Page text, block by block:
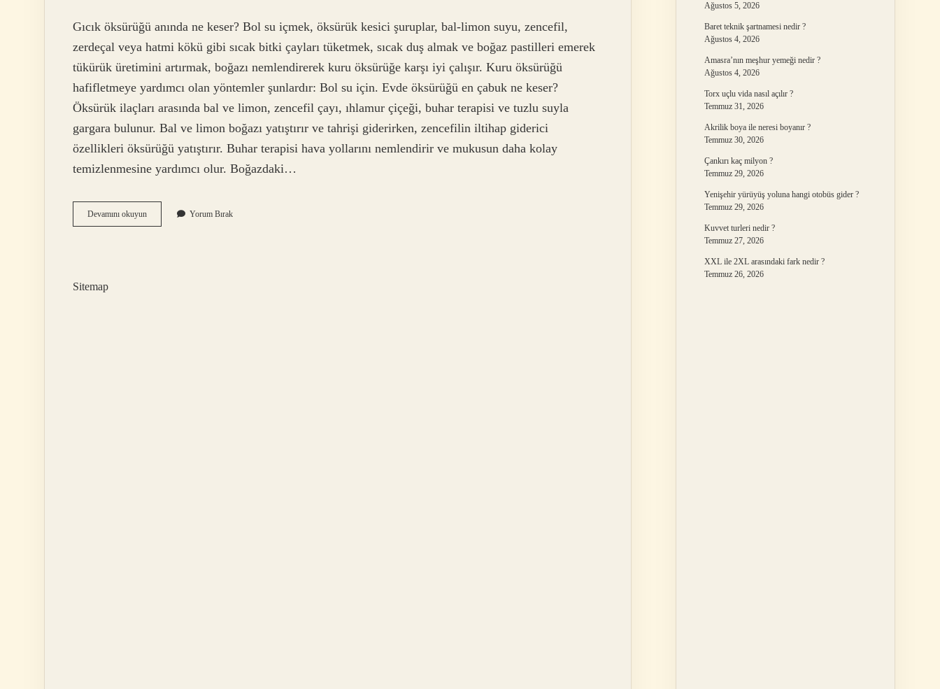
Gıcık öksürüğü anında ne keser? Bol su içmek, öksürük kesici şuruplar, bal-limon suyu, zencefil,
zerdeçal veya hatmi kökü gibi sıcak bitki çayları tüketmek, sıcak duş almak ve boğaz pastilleri emerek
tükürük üretimini artırmak, boğazı nemlendirerek kuru öksürüğe karşı iyi çalışır. Kuru öksürüğü
hafifletmeye yardımcı olan yöntemler şunlardır: Bol su için. Evde öksürüğü en çabuk ne keser?
Öksürük ilaçları arasında bal ve limon, zencefil çayı, ıhlamur çiçeği, buhar terapisi ve tuzlu suyla
gargara bulunur. Bal ve limon boğazı yatıştırır ve tahrişi giderirken, zencefilin iltihap giderici
özellikleri öksürüğü yatıştırır. Buhar terapisi hava yollarını nemlendirir ve mukusun daha kolay
temizlenmesine yardımcı olur. Boğazdaki…
Devamını okuyunGıcık
Ve
Yorum Bırak
Sitemap
Ağustos 5, 2026
Baret teknik şartnamesi nedir ?
Ağustos 4, 2026
Amasra’nın meşhur yemeği nedir ?
Ağustos 4, 2026
Torx uçlu vida nasıl açılır ?
Temmuz 31, 2026
Akrilik boya ile neresi boyanır ?
Temmuz 30, 2026
Çankırı kaç milyon ?
Temmuz 29, 2026
Yenişehir yürüyüş yoluna hangi otobüs gider ?
Temmuz 29, 2026
Kuvvet turleri nedir ?
Temmuz 27, 2026
XXL ile 2XL arasındaki fark nedir ?
Temmuz 26, 2026